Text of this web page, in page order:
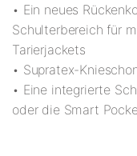
• Ein neues
Schulterbereich für
Tarierjackets
• Supratex-
• Eine integrierte
oder die Smart